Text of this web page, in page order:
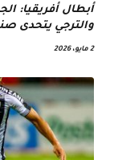
أبطال أفريقيا:
والترجي يتحدى
2 مايو، 2026